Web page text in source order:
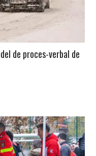
de proces-verbal de